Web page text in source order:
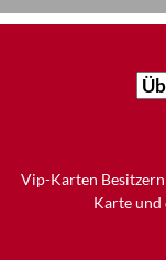
Vip-Karten
Karte und